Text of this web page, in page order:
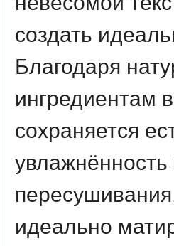
создать
Благодаря
ингредиентам
сохраняется
увлажнённость
идеально